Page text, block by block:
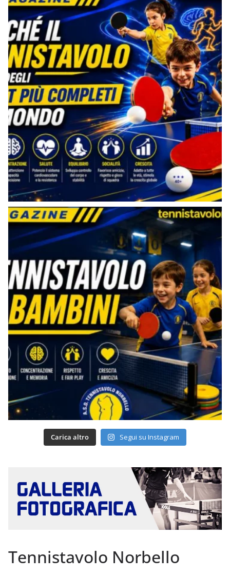
Carica altro Segui su Instagram
Tennistavolo Norbello